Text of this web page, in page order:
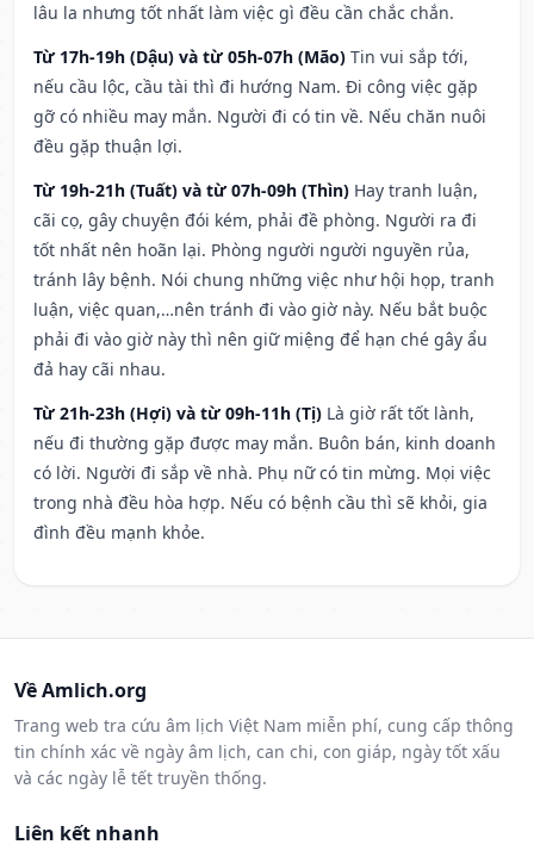
lâu la nhưng tốt nhất làm việc gì đều cần chắc chắn.
Từ 17h-19h (Dậu) và từ 05h-07h (Mão) Tin vui sắp tới,
nếu cầu lộc, cầu tài thì đi hướng Nam. Đi công việc gặp
gỡ có nhiều may mắn. Người đi có tin về. Nếu chăn nuôi
đều gặp thuận lợi.
Từ 19h-21h (Tuất) và từ 07h-09h (Thìn) Hay tranh luận,
cãi cọ, gây chuyện đói kém, phải đề phòng. Người ra đi
tốt nhất nên hoãn lại. Phòng người người nguyền rủa,
tránh lây bệnh. Nói chung những việc như hội họp, tranh
luận, việc quan,…nên tránh đi vào giờ này. Nếu bắt buộc
phải đi vào giờ này thì nên giữ miệng để hạn ché gây ẩu
đả hay cãi nhau.
Từ 21h-23h (Hợi) và từ 09h-11h (Tị) Là giờ rất tốt lành,
nếu đi thường gặp được may mắn. Buôn bán, kinh doanh
có lời. Người đi sắp về nhà. Phụ nữ có tin mừng. Mọi việc
trong nhà đều hòa hợp. Nếu có bệnh cầu thì sẽ khỏi, gia
đình đều mạnh khỏe.
Về Amlich.org
Trang web tra cứu âm lịch Việt Nam miễn phí, cung cấp thông
tin chính xác về ngày âm lịch, can chi, con giáp, ngày tốt xấu
và các ngày lễ tết truyền thống.
Liên kết nhanh